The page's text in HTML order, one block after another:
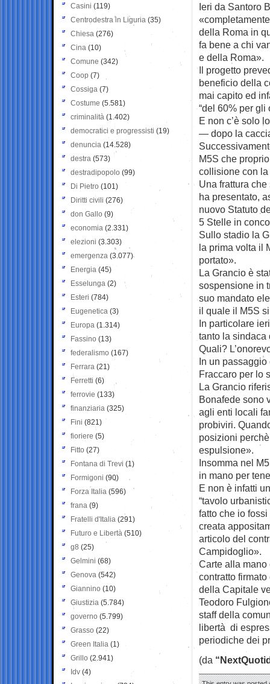
Ieri da Santoro
della Roma in
fa bene a chi
e della Roma».
Il progetto
beneficio della
mai capito ed
“del 60% per
E non c’è solo
— dopo la
M5S che
collisione con
Una frattura
ha presentato,
nuovo Statuto
5 Stelle in
Sullo stadio la
la prima volta il
portato».
La Grancio è
sospensione in
suo mandato
il quale il M5S
In particolare
tanto la sindaca
Quali?
In un
Fraccaro per lo
La Grancio
Bonafede sono
agli enti locali
probiviri.
posizioni
espulsione».
Insomma nel
in mano per
E non è infatti
“tavolo
fatto che io
creata
articolo del
Campidoglio».
Carte alla mano
contratto
della Capitale
Teodoro
staff della
libertà di
periodiche dei
(da
Casini (119)
Centrodestra in Liguria (35)
Chiesa (276)
Cina (10)
Comune (342)
Coop (7)
Cossiga (7)
Costume (5.581)
criminalità (1.402)
democratici e progressisti (19)
denuncia (14.528)
destra (573)
destradipopolo (99)
Di Pietro (101)
Diritti civili (276)
don Gallo (9)
economia (2.331)
elezioni (3.303)
emergenza (3.077)
Energia (45)
Esselunga (2)
Esteri (784)
Eugenetica (3)
Europa (1.314)
Fassino (13)
federalismo (167)
Ferrara (21)
Ferretti (6)
ferrovie (133)
finanziaria (325)
Fini (821)
fioriere (5)
Fitto (27)
Fontana di Trevi (1)
Formigoni (90)
Forza Italia (596)
frana (9)
Fratelli d'Italia (291)
Futuro e Libertà (510)
g8 (25)
Gelmini (68)
Genova (542)
Giannino (10)
Giustizia (5.784)
governo (5.799)
Grasso (22)
Green Italia (1)
Grillo (2.941)
Idv (4)